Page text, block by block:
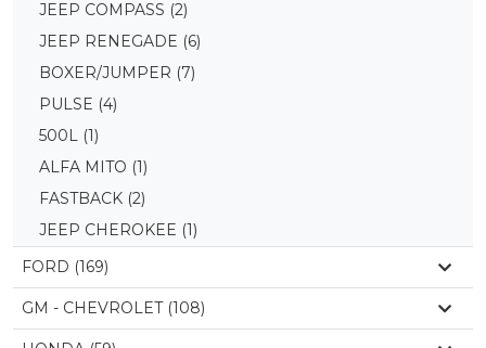
JEEP COMPASS (2)
JEEP RENEGADE (6)
BOXER/JUMPER (7)
PULSE (4)
500L (1)
ALFA MITO (1)
FASTBACK (2)
JEEP CHEROKEE (1)
FORD (169)
GM - CHEVROLET (108)